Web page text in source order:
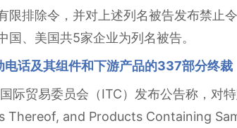
限排除令，并对上述列名被告发布禁止
国、美国共5家企业为列名被告。
电话及其组件和下游产品的337部分终裁
际贸易委员会（ITC）发布公告称，对
Thereof, and Products Containing